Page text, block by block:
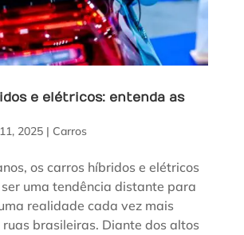
e elétricos: entenda as
2025| Carros
os carros híbridos e elétricos
uma tendência distante para
realidade cada vez mais
ruas brasileiras. Diante dos altos